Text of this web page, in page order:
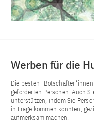
Werben für die
Die besten
geförderten Personen. Auch
unterstützen, indem Sie
in Frage kommen könnten,
aufmerksam machen.